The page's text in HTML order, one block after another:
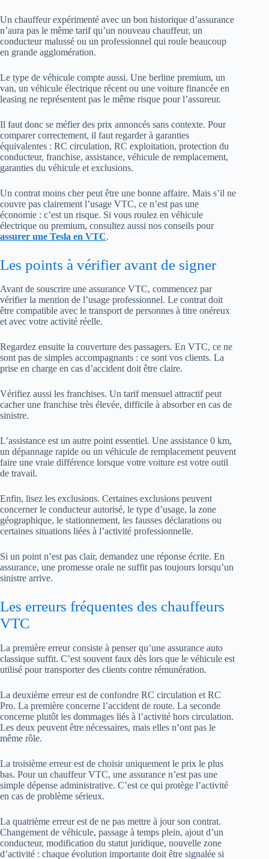
Un chauffeur expérimenté avec un bon historique d’assurance
n’aura pas le même tarif qu’un nouveau chauffeur, un
conducteur malussé ou un professionnel qui roule beaucoup
en grande agglomération.
Le type de véhicule compte aussi. Une berline premium, un
van, un véhicule électrique récent ou une voiture financée en
leasing ne représentent pas le même risque pour l’assureur.
Il faut donc se méfier des prix annoncés sans contexte. Pour
comparer correctement, il faut regarder à garanties
équivalentes : RC circulation, RC exploitation, protection du
conducteur, franchise, assistance, véhicule de remplacement,
garanties du véhicule et exclusions.
Un contrat moins cher peut être une bonne affaire. Mais s’il ne
couvre pas clairement l’usage VTC, ce n’est pas une
économie : c’est un risque. Si vous roulez en véhicule
électrique ou premium, consultez aussi nos conseils pour
assurer une Tesla en VTC.
Les points à vérifier avant de signer
Avant de souscrire une assurance VTC, commencez par
vérifier la mention de l’usage professionnel. Le contrat doit
être compatible avec le transport de personnes à titre onéreux
et avec votre activité réelle.
Regardez ensuite la couverture des passagers. En VTC, ce ne
sont pas de simples accompagnants : ce sont vos clients. La
prise en charge en cas d’accident doit être claire.
Vérifiez aussi les franchises. Un tarif mensuel attractif peut
cacher une franchise très élevée, difficile à absorber en cas de
sinistre.
L’assistance est un autre point essentiel. Une assistance 0 km,
un dépannage rapide ou un véhicule de remplacement peuvent
faire une vraie différence lorsque votre voiture est votre outil
de travail.
Enfin, lisez les exclusions. Certaines exclusions peuvent
concerner le conducteur autorisé, le type d’usage, la zone
géographique, le stationnement, les fausses déclarations ou
certaines situations liées à l’activité professionnelle.
Si un point n’est pas clair, demandez une réponse écrite. En
assurance, une promesse orale ne suffit pas toujours lorsqu’un
sinistre arrive.
Les erreurs fréquentes des chauffeurs
VTC
La première erreur consiste à penser qu’une assurance auto
classique suffit. C’est souvent faux dès lors que le véhicule est
utilisé pour transporter des clients contre rémunération.
La deuxième erreur est de confondre RC circulation et RC
Pro. La première concerne l’accident de route. La seconde
concerne plutôt les dommages liés à l’activité hors circulation.
Les deux peuvent être nécessaires, mais elles n’ont pas le
même rôle.
La troisième erreur est de choisir uniquement le prix le plus
bas. Pour un chauffeur VTC, une assurance n’est pas une
simple dépense administrative. C’est ce qui protège l’activité
en cas de problème sérieux.
La quatrième erreur est de ne pas mettre à jour son contrat.
Changement de véhicule, passage à temps plein, ajout d’un
conducteur, modification du statut juridique, nouvelle zone
d’activité : chaque évolution importante doit être signalée si